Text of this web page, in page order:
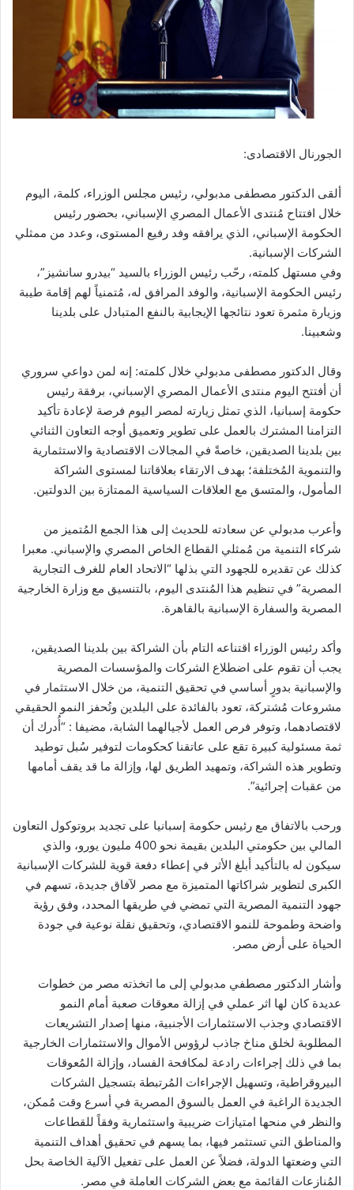
الجورنال الاقتصادى:
ألقى الدكتور مصطفى مدبولي، رئيس مجلس الوزراء، كلمة، اليوم
خلال افتتاح مُنتدى الأعمال المصري الإسباني، بحضور رئيس
الحكومة الإسباني، الذي يرافقه وفد رفيع المستوى، وعدد من ممثلي
الشركات الإسبانية.
وفي مستهل كلمته، رحّب رئيس الوزراء بالسيد “بيدرو سانشيز”،
رئيس الحكومة الإسبانية، والوفد المرافق له، مُتمنياً لهم إقامة طيبة
وزيارة مثمرة تعود نتائجها الإيجابية بالنفع المتبادل على بلدينا
وشعبينا.
وقال الدكتور مصطفى مدبولي خلال كلمته: إنه لمن دواعي سروري
أن أفتتح اليوم منتدى الأعمال المصري الإسباني، برفقة رئيس
حكومة إسبانيا، الذي تمثل زيارته لمصر اليوم فرصة لإعادة تأكيد
التزامنا المشترك بالعمل على تطوير وتعميق أوجه التعاون الثنائي
بين بلدينا الصديقين، خاصةً في المجالات الاقتصادية والاستثمارية
والتنموية المُختلفة؛ بهدف الارتقاء بعلاقاتنا لمستوى الشراكة
المأمول، والمتسق مع العلاقات السياسية الممتازة بين الدولتين.
وأعرب مدبولي عن سعادته للحديث إلى هذا الجمع المُتميز من
شركاء التنمية من مُمثلي القطاع الخاص المصري والإسباني. معبرا
كذلك عن تقديره للجهود التي بذلها “الاتحاد العام للغرف التجارية
المصرية” في تنظيم هذا المُنتدى اليوم، بالتنسيق مع وزارة الخارجية
المصرية والسفارة الإسبانية بالقاهرة.
وأكد رئيس الوزراء اقتناعه التام بأن الشراكة بين بلدينا الصديقين،
يجب أن تقوم على اضطلاع الشركات والمؤسسات المصرية
والإسبانية بدورٍ أساسي في تحقيق التنمية، من خلال الاستثمار في
مشروعات مُشتركة، تعود بالفائدة على البلدين وتُحفز النمو الحقيقي
لاقتصادهما، وتوفر فرص العمل لأجيالهما الشابة، مضيفا : “أُدرك أن
ثمة مسئولية كبيرة تقع على عاتقنا كحكومات لتوفير سُبل توطيد
وتطوير هذه الشراكة، وتمهيد الطريق لها، وإزالة ما قد يقف أمامها
من عقبات إجرائية”.
ورحب بالاتفاق مع رئيس حكومة إسبانيا على تجديد بروتوكول التعاون
المالي بين حكومتي البلدين بقيمة نحو 400 مليون يورو، والذي
سيكون له بالتأكيد أبلغ الأثر في إعطاء دفعة قوية للشركات الإسبانية
الكبرى لتطوير شراكاتها المتميزة مع مصر لآفاق جديدة، تسهم في
جهود التنمية المصرية التي تمضي في طريقها المحدد، وفق رؤية
واضحة وطموحة للنمو الاقتصادي، وتحقيق نقلة نوعية في جودة
الحياة على أرض مصر.
وأشار الدكتور مصطفي مدبولي إلى ما اتخذته مصر من خطوات
عديدة كان لها اثر عملي في إزالة معوقات صعبة أمام النمو
الاقتصادي وجذب الاستثمارات الأجنبية، منها إصدار التشريعات
المطلوبة لخلق مناخ جاذب لرؤوس الأموال والاستثمارات الخارجية
بما في ذلك إجراءات رادعة لمكافحة الفساد، وإزالة المُعوقات
البيروقراطية، وتسهيل الإجراءات المُرتبطة بتسجيل الشركات
الجديدة الراغبة في العمل بالسوق المصرية في أسرع وقت مُمكن،
والنظر في منحها امتيازات ضريبية واستثمارية وفقاً للقطاعات
والمناطق التي تستثمر فيها، بما يسهم في تحقيق أهداف التنمية
التي وضعتها الدولة، فضلاً عن العمل على تفعيل الآلية الخاصة بحل
المُنازعات القائمة مع بعض الشركات العاملة في مصر.